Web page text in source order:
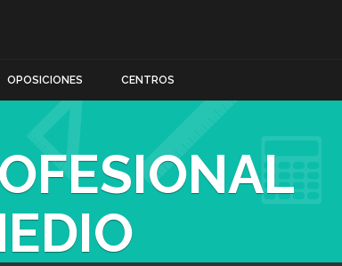
OPOSICIONES CENTROS